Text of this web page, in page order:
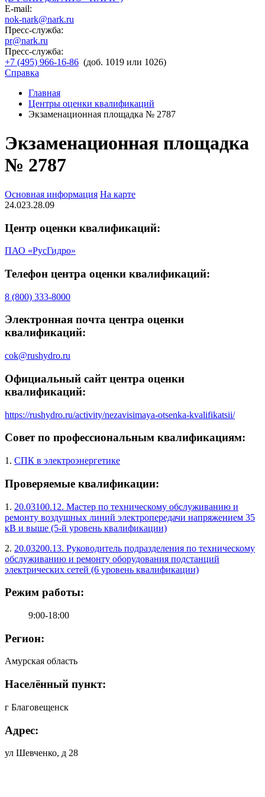
E-mail:
nok-nark@nark.ru
Пресс-служба:
pr@nark.ru
Пресс-служба:
+7 (495) 966-16-86 (доб. 1019 или 1026)
Справка
Главная
Центры оценки квалификаций
Экзаменационная площадка № 2787
Экзаменационная площадка
№ 2787
Основная информация На карте
24.023.28.09
Центр оценки квалификаций:
ПАО «РусГидро»
Телефон центра оценки квалификаций:
8 (800) 333-8000
Электронная почта центра оценки
квалификаций:
cok@rushydro.ru
Официальный сайт центра оценки
квалификаций:
https://rushydro.ru/activity/nezavisimaya-otsenka-kvalifikatsii/
Совет по профессиональным квалификациям:
1. СПК в электроэнергетике
Проверяемые квалификации:
1. 20.03100.12. Мастер по техническому обслуживанию и
ремонту воздушных линий электропередачи напряжением 35
кВ и выше (5-й уровень квалификации)
2. 20.03200.13. Руководитель подразделения по техническому
обслуживанию и ремонту оборудования подстанций
электрических сетей (6 уровень квалификации)
Режим работы:
9:00-18:00
Регион:
Амурская область
Населённый пункт:
г Благовещенск
Адрес:
ул Шевченко, д 28